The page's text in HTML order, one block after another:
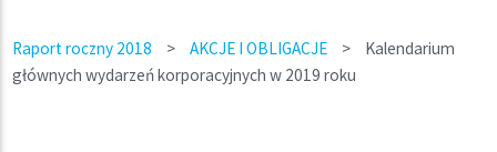
Raport roczny 2018 > AKCJE I OBLIGACJE >
Kalendarium
głównych wydarzeń korporacyjnych w 2019 roku